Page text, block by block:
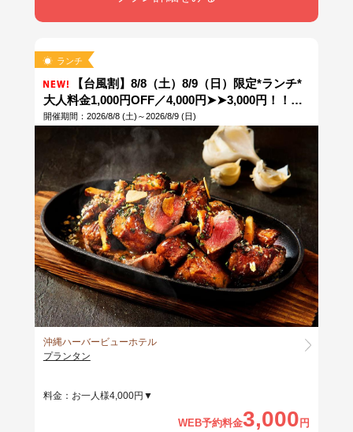
ランチ
【台風割】8/8（土）8/9（日）限定*ランチ*
大人料金1,000円OFF／4,000円➤➤3,000円！！揚
げたて有頭エビのジャンボフライや特製ロースト
ビーフも食べ放題！ ※当日13時まで予約OK！＼
90分制／なはんちゅPAY利用可
開催期間：2026/8/8 (土)～2026/8/9 (日)
沖縄ハーバービューホテル
プランタン
料金：お一人様4,000円▼
WEB予約料金3,000円